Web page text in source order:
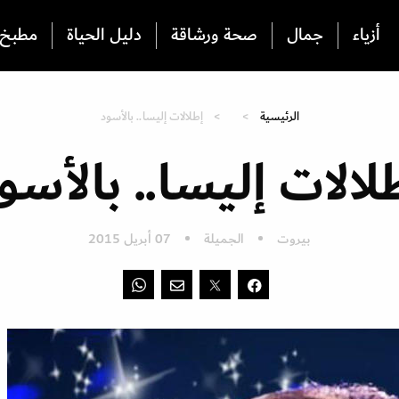
أزياء جمال صحة ورشاقة دليل الحياة
الرئيسية إطلالات إليسا.. بالأسود
إليسا..
بيروت الجميلة 07 أبريل 2015